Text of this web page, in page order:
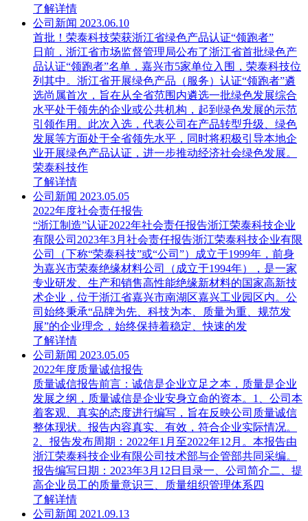
了解详情
公司新闻 2023.06.10
首批！荣泰科技荣获浙江省绿色产品认证“领跑者”
日前，浙江省市场监督管理局公布了浙江省首批绿色产
品认证“领跑者”名单，嘉兴市5家单位入围，荣泰科技位
列其中。浙江省开展绿色产品（服务）认证“领跑者”遴
选尚属首次，旨在从全省范围内遴选一批绿色发展综合
水平处于领先的企业或公共机构，起到绿色发展的示范
引领作用。此次入选，代表公司在产品转型升级、绿色
发展等方面处于全省领先水平，同时将积极引导本地企
业开展绿色产品认证，进一步推动经济社会绿色发展。
荣泰科技作
了解详情
公司新闻 2023.05.05
2022年度社会责任报告
“浙江制造”认证2022年社会责任报告浙江荣泰科技企业
有限公司2023年3月社会责任报告浙江荣泰科技企业有限
公司（下称“荣泰科技”或“公司”）成立于1999年，前身
为嘉兴市荣泰绝缘材料公司（成立于1994年），是一家
专业研发、生产和销售高性能绝缘新材料的国家高新技
术企业，位于浙江省嘉兴市南湖区嘉兴工业园区内。公
司始终秉承“品牌为先、科技为本、质量为重、规范发
展”的企业理念，始终保持着稳定、快速的发
了解详情
公司新闻 2023.05.05
2022年度质量诚信报告
质量诚信报告前言：诚信是企业立足之本，质量是企业
发展之纲，质量诚信是企业安身立命的资本。1、公司本
着客观、真实的态度进行编写，旨在反映公司质量诚信
整体现状。报告内容真实、有效，符合企业实际情况。
2、报告发布周期：2022年1月至2022年12月。本报告由
浙江荣泰科技企业有限公司技术部与企管部共同采编。
报告编写日期：2023年3月12日目录一、公司简介二、提
高企业员工的质量意识三、质量组织管理体系四
了解详情
公司新闻 2021.09.13